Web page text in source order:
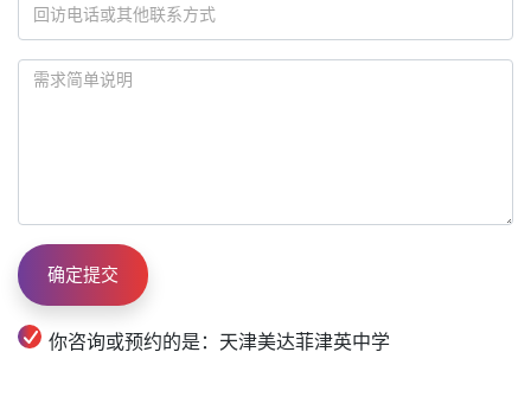
你咨询或预约的是：天津美达菲津英中学